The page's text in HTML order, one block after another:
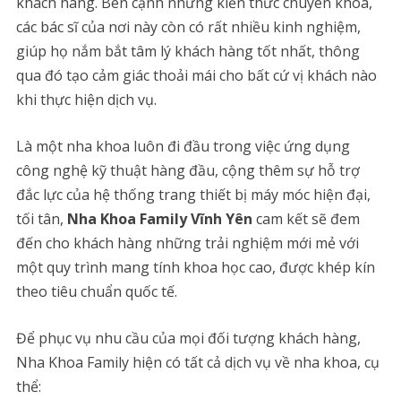
các bác sĩ của nơi này còn có rất nhiều kinh nghiệm,
giúp họ nắm bắt tâm lý khách hàng tốt nhất, thông
qua đó tạo cảm giác thoải mái cho bất cứ vị khách nào
khi thực hiện dịch vụ.
Là một nha khoa luôn đi đầu trong việc ứng dụng
công nghệ kỹ thuật hàng đầu, cộng thêm sự hỗ trợ
đắc lực của hệ thống trang thiết bị máy móc hiện đại,
tối tân, Nha Khoa Family Vĩnh Yên cam kết sẽ đem
đến cho khách hàng những trải nghiệm mới mẻ với
một quy trình mang tính khoa học cao, được khép kín
theo tiêu chuẩn quốc tế.
Để phục vụ nhu cầu của mọi đối tượng khách hàng,
Nha Khoa Family hiện có tất cả dịch vụ về nha khoa, cụ
thể: